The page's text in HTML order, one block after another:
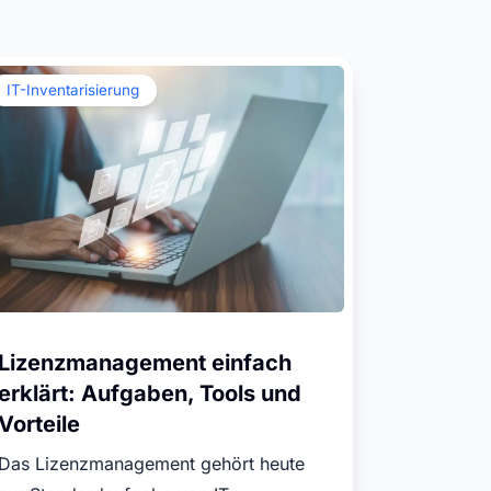
Isar Aerospace
IT-Inventarisierung
Lizenzmanagement einfach
Aufgaben, Tools und
Das Lizenzmanagement gehört heute